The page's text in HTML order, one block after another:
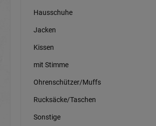
Hausschuhe
Jacken
Kissen
mit Stimme
Ohrenschützer/Muffs
Rucksäcke/Taschen
Sonstige